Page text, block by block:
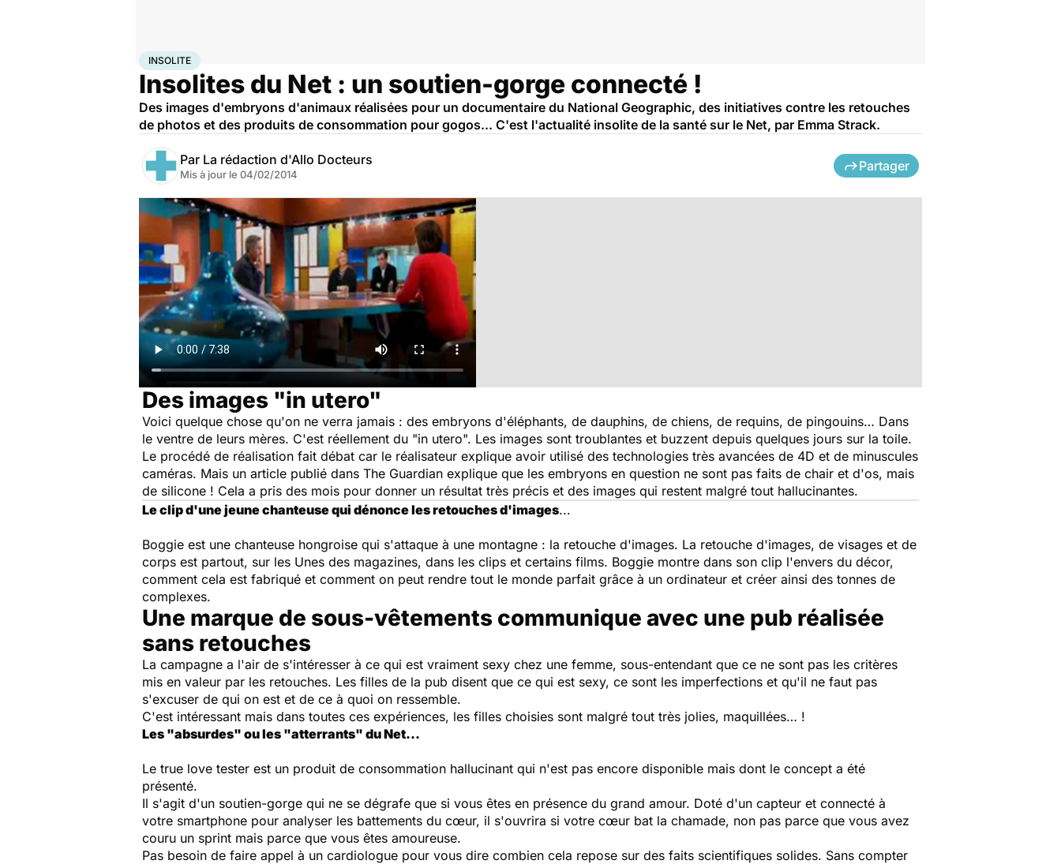
AccueilSantéInsolite
INSOLITE
Insolites du Net : un soutien-gorge connecté !
Des images d'embryons d'animaux réalisées pour un documentaire du National Geographic, des initiatives contre les retouches
de photos et des produits de consommation pour gogos... C'est l'actualité insolite de la santé sur le Net, par Emma Strack.
Par La rédaction d'Allo Docteurs
Mis à jour le 04/02/2014
Partager
Des images "in utero"
Voici quelque chose qu'on ne verra jamais : des embryons d'éléphants, de dauphins, de chiens, de requins, de pingouins… Dans
le ventre de leurs mères. C'est réellement du "in utero". Les images sont troublantes et buzzent depuis quelques jours sur la toile.
Le procédé de réalisation fait débat car le réalisateur explique avoir utilisé des technologies très avancées de 4D et de minuscules
caméras. Mais un article publié dans The Guardian explique que les embryons en question ne sont pas faits de chair et d'os, mais
de silicone ! Cela a pris des mois pour donner un résultat très précis et des images qui restent malgré tout hallucinantes.
Le clip d'une jeune chanteuse qui dénonce les retouches d'images...
Boggie est une chanteuse hongroise qui s'attaque à une montagne : la retouche d'images. La retouche d'images, de visages et de
corps est partout, sur les Unes des magazines, dans les clips et certains films. Boggie montre dans son clip l'envers du décor,
comment cela est fabriqué et comment on peut rendre tout le monde parfait grâce à un ordinateur et créer ainsi des tonnes de
complexes.
Une marque de sous-vêtements communique avec une pub réalisée
sans retouches
La campagne a l'air de s'intéresser à ce qui est vraiment sexy chez une femme, sous-entendant que ce ne sont pas les critères
mis en valeur par les retouches. Les filles de la pub disent que ce qui est sexy, ce sont les imperfections et qu'il ne faut pas
s'excuser de qui on est et de ce à quoi on ressemble.
C'est intéressant mais dans toutes ces expériences, les filles choisies sont malgré tout très jolies, maquillées… !
Les "absurdes" ou les "atterrants" du Net...
Le true love tester est un produit de consommation hallucinant qui n'est pas encore disponible mais dont le concept a été
présenté.
Il s'agit d'un soutien-gorge qui ne se dégrafe que si vous êtes en présence du grand amour. Doté d'un capteur et connecté à
votre smartphone pour analyser les battements du cœur, il s'ouvrira si votre cœur bat la chamade, non pas parce que vous avez
couru un sprint mais parce que vous êtes amoureuse.
Pas besoin de faire appel à un cardiologue pour vous dire combien cela repose sur des faits scientifiques solides. Sans compter